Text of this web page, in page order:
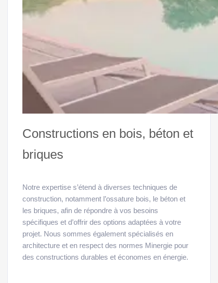
Constructions en bois, béton et
briques
Notre expertise s’étend à diverses techniques de
construction, notamment l’ossature bois, le béton et
les briques, afin de répondre à vos besoins
spécifiques et d’offrir des options adaptées à votre
projet. Nous sommes également spécialisés en
architecture et en respect des normes Minergie pour
des constructions durables et économes en énergie.